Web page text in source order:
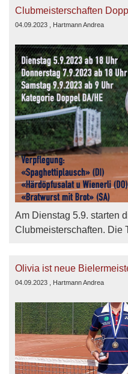
Clubmeisterschaften
04.09.2023 , Hartmann Andrea
Am Dienstag 5.9. starten
Clubmeisterschaften. Die
04.09.2023 , Hartmann Andrea